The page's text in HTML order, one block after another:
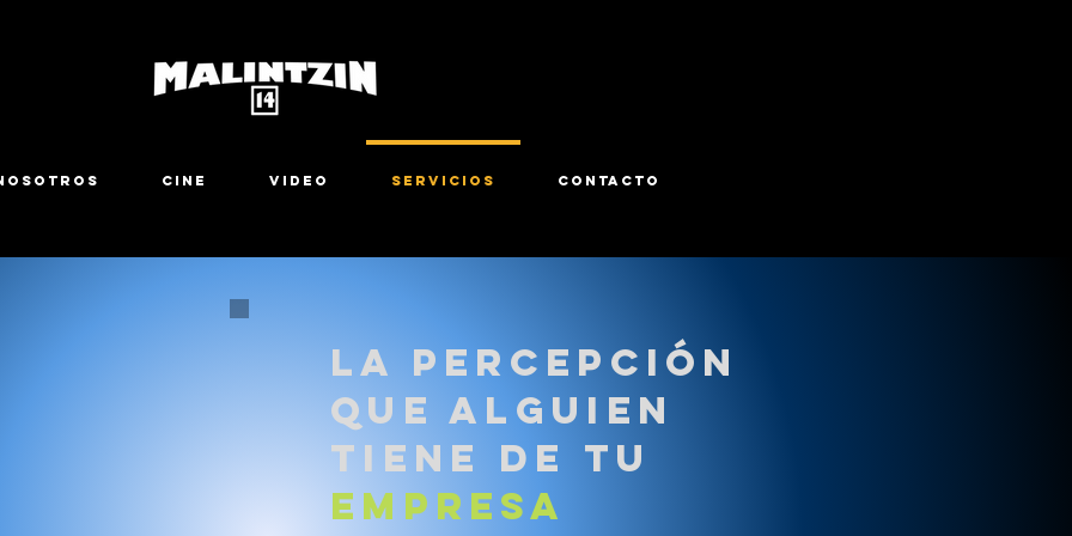
CINE VIDEO SERVICIOS CONTACTO
La percepción
que alguien
tiene de tu
empresa